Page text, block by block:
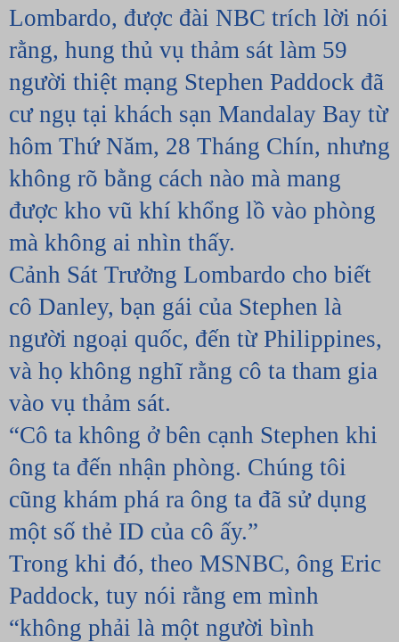
Lombardo, được đài NBC trích lời nói
rằng, hung thủ vụ thảm sát làm 59
người thiệt mạng Stephen Paddock đã
cư ngụ tại khách sạn Mandalay Bay từ
hôm Thứ Năm, 28 Tháng Chín, nhưng
không rõ bằng cách nào mà mang
được kho vũ khí khổng lồ vào phòng
mà không ai nhìn thấy.
Cảnh Sát Trưởng Lombardo cho biết
cô Danley, bạn gái của Stephen là
người ngoại quốc, đến từ Philippines,
và họ không nghĩ rằng cô ta tham gia
vào vụ thảm sát.
“Cô ta không ở bên cạnh Stephen khi
ông ta đến nhận phòng. Chúng tôi
cũng khám phá ra ông ta đã sử dụng
một số thẻ ID của cô ấy.”
Trong khi đó, theo MSNBC, ông Eric
Paddock, tuy nói rằng em mình
“không phải là một người bình